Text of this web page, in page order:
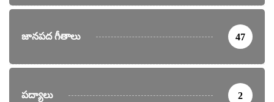
జానపద గీతాలు 47
పద్యాలు 2